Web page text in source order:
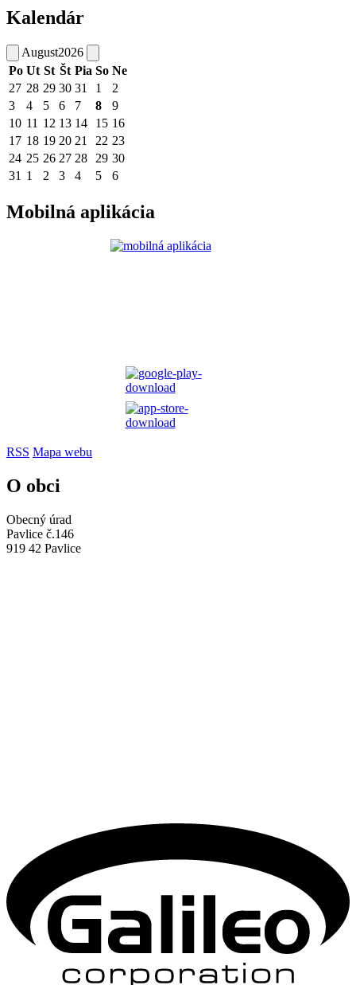
Kalendár
August2026
Po Ut St Št Pia So Ne
27 28 29 30 31 1
2
3
4 5 6 7 8
9
10 11 12 13 14 15 16
17 18 19 20 21 22 23
24 25 26 27 28 29 30
31 1 2 3 4 5 6
Mobilná aplikácia
RSS Mapa webu
O obci
Obecný úrad
Pavlice č.146
919 42 Pavlice